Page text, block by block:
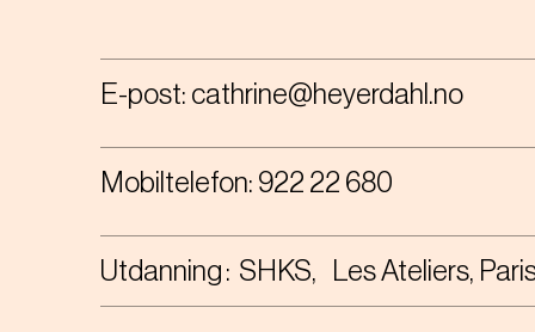
E-post: cathrine@heyerdahl.no
Mobiltelefon: 922 22 680
Utdanning SHKS Les Ateliers,